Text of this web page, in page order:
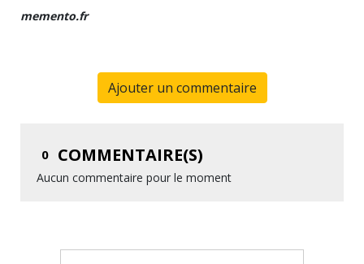
memento.fr
Ajouter un commentaire
0 COMMENTAIRE(S)
Aucun commentaire pour le moment